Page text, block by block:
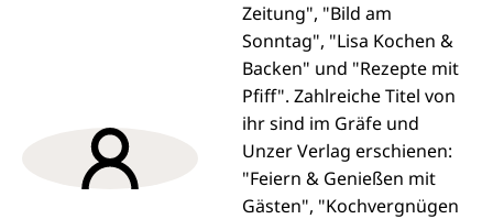
Zeitung", "Bild am
Sonntag", "Lisa Kochen &
Backen" und "Rezepte mit
Pfiff". Zahlreiche Titel von
ihr sind im Gräfe und
Unzer Verlag erschienen:
"Feiern & Genießen mit
Gästen", "Kochvergnügen